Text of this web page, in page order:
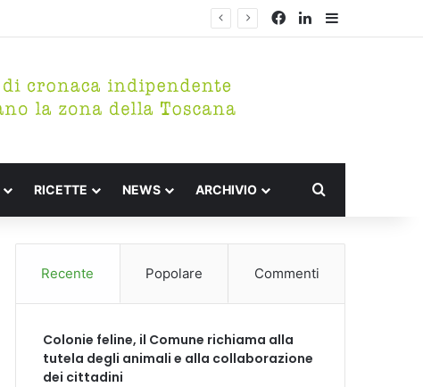
Facebook
LinkedIn
RICETTE NEWS ARCHIVIO
Recente Popolare Commenti
Colonie feline, il Comune richiama alla
tutela degli animali e alla collaborazione
dei cittadini